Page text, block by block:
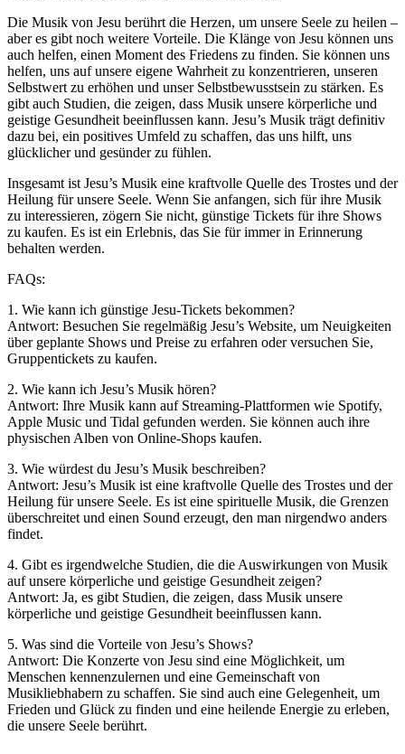
Die Musik von Jesu berührt die Herzen, um unsere Seele zu heilen –
aber es gibt noch weitere Vorteile. Die Klänge von Jesu können uns
auch helfen, einen Moment des Friedens zu finden. Sie können uns
helfen, uns auf unsere eigene Wahrheit zu konzentrieren, unseren
Selbstwert zu erhöhen und unser Selbstbewusstsein zu stärken. Es
gibt auch Studien, die zeigen, dass Musik unsere körperliche und
geistige Gesundheit beeinflussen kann. Jesu’s Musik trägt definitiv
dazu bei, ein positives Umfeld zu schaffen, das uns hilft, uns
glücklicher und gesünder zu fühlen.
Insgesamt ist Jesu’s Musik eine kraftvolle Quelle des Trostes und der
Heilung für unsere Seele. Wenn Sie anfangen, sich für ihre Musik
zu interessieren, zögern Sie nicht, günstige Tickets für ihre Shows
zu kaufen. Es ist ein Erlebnis, das Sie für immer in Erinnerung
behalten werden.
FAQs:
1. Wie kann ich günstige Jesu-Tickets bekommen?
Antwort: Besuchen Sie regelmäßig Jesu’s Website, um Neuigkeiten
über geplante Shows und Preise zu erfahren oder versuchen Sie,
Gruppentickets zu kaufen.
2. Wie kann ich Jesu’s Musik hören?
Antwort: Ihre Musik kann auf Streaming-Plattformen wie Spotify,
Apple Music und Tidal gefunden werden. Sie können auch ihre
physischen Alben von Online-Shops kaufen.
3. Wie würdest du Jesu’s Musik beschreiben?
Antwort: Jesu’s Musik ist eine kraftvolle Quelle des Trostes und der
Heilung für unsere Seele. Es ist eine spirituelle Musik, die Grenzen
überschreitet und einen Sound erzeugt, den man nirgendwo anders
findet.
4. Gibt es irgendwelche Studien, die die Auswirkungen von Musik
auf unsere körperliche und geistige Gesundheit zeigen?
Antwort: Ja, es gibt Studien, die zeigen, dass Musik unsere
körperliche und geistige Gesundheit beeinflussen kann.
5. Was sind die Vorteile von Jesu’s Shows?
Antwort: Die Konzerte von Jesu sind eine Möglichkeit, um
Menschen kennenzulernen und eine Gemeinschaft von
Musikliebhabern zu schaffen. Sie sind auch eine Gelegenheit, um
Frieden und Glück zu finden und eine heilende Energie zu erleben,
die unsere Seele berührt.